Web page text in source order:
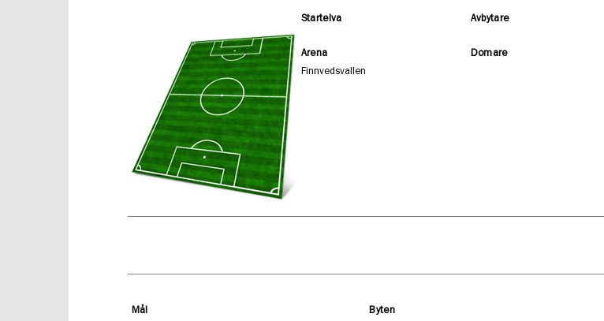
Startelva
Arena
Finnvedsvallen
Avbytare
Domare
Mål Byten